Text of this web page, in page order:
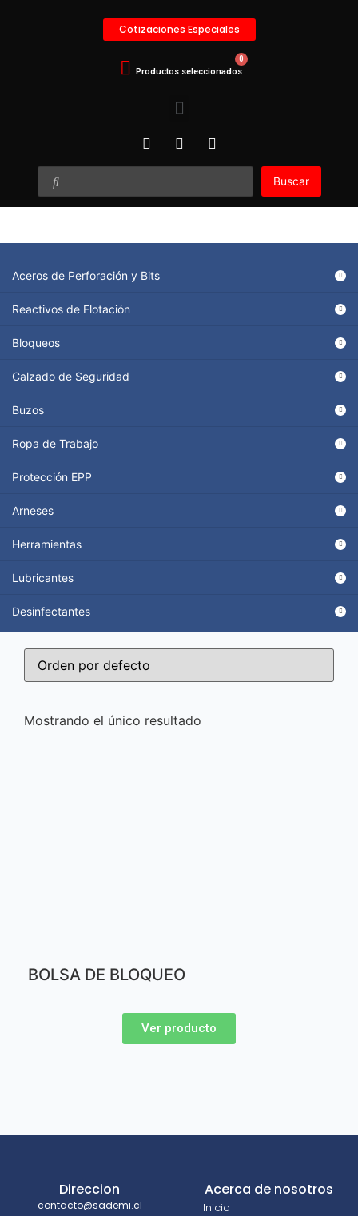
Cotizaciones Especiales
Buscar
Aceros de Perforación y Bits
Reactivos de Flotación
Bloqueos
Calzado de Seguridad
Buzos
Ropa de Trabajo
Protección EPP
Arneses
Herramientas
Lubricantes
Desinfectantes
Mostrando el único resultado
BOLSA DE BLOQUEO
Ver producto
Direccion
contacto@sademi.cl
Acerca de nosotros
Inicio